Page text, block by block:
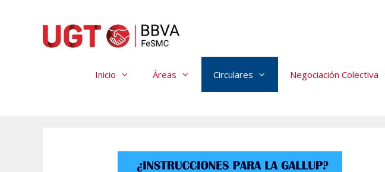
Inicio Áreas Circulares Negociación Colectiva